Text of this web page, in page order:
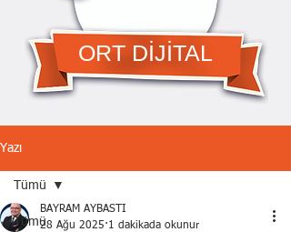
ORT DİJİTAL
Yazı
Tümü
Tümü
BAYRAM AYBASTI
28 Ağu 2025 1 dakikada okunur